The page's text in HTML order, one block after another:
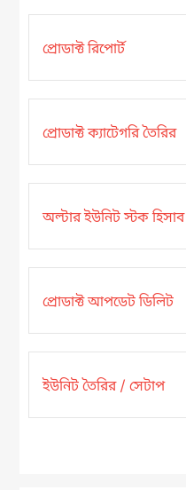
প্রোডাক্ট রিপোর্ট
প্রোডাক্ট ক্যাটেগরি তৈরির
অল্টার ইউনিট স্টক হিসাব
প্রোডাক্ট আপডেট ডিলিট
ইউনিট তৈরির / সেটাপ